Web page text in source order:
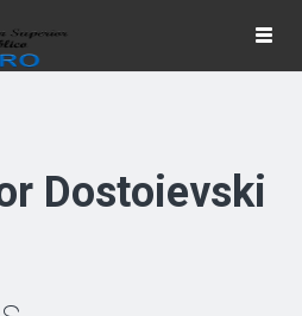
Dostoievski